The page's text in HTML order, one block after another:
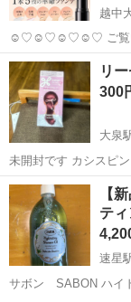
越中
☺︎♡☺︎♡☺︎♡☺︎♡ ご覧いただ
入OK】 【内容量】約2ヵ月分 【1本でパウダーまで終わるファンデ】
ひと塗りで下地からパ
し、パ...
富山 射水市
ファンデーション
リ
300
大泉
未開封です カシスピ
うのでおすすめです
富山 富山市
【
テ
速星
サボン SABON ハイドレイティング シャワーオイル Hydrating